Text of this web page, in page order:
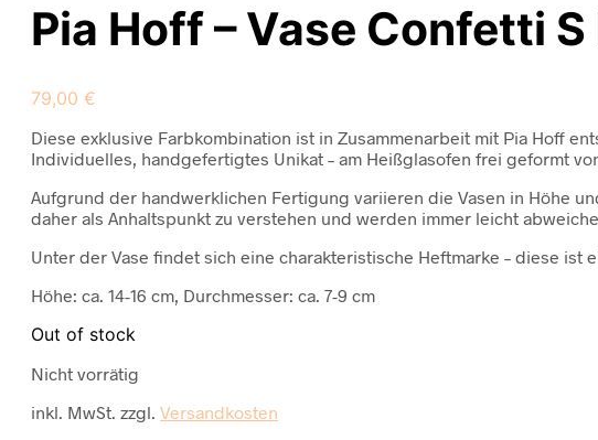
Pia Hoff – Vase Confetti S
79,00 €
Diese exklusive Farbkombination ist in Zusammenarbeit mit Pia Hoff
Individuelles, handgefertigtes Unikat – am Heißglasofen frei geformt
Aufgrund der handwerklichen Fertigung variieren die Vasen in Höhe
daher als Anhaltspunkt zu verstehen und werden immer leicht
Unter der Vase findet sich eine charakteristische Heftmarke – diese
Höhe: ca. 14-16 cm, Durchmesser: ca. 7-9 cm
Out of stock
Nicht vorrätig
inkl. MwSt. zzgl. Versandkosten